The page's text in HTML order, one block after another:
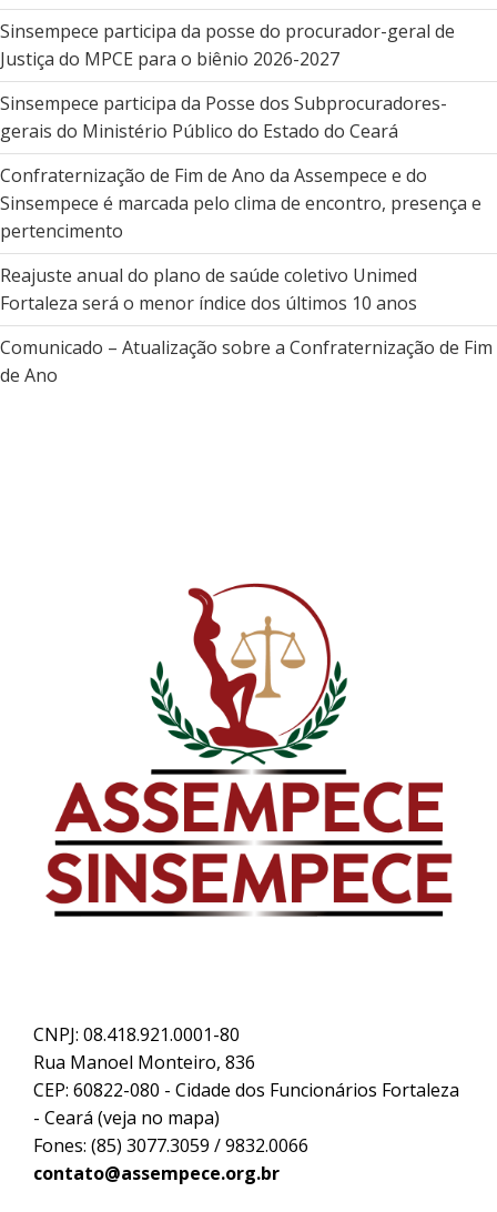
Sinsempece participa da posse do procurador-geral de
Justiça do MPCE para o biênio 2026-2027
Sinsempece participa da Posse dos Subprocuradores-
gerais do Ministério Público do Estado do Ceará
Confraternização de Fim de Ano da Assempece e do
Sinsempece é marcada pelo clima de encontro, presença e
pertencimento
Reajuste anual do plano de saúde coletivo Unimed
Fortaleza será o menor índice dos últimos 10 anos
Comunicado – Atualização sobre a Confraternização de Fim
de Ano
CNPJ: 08.418.921.0001-80
Rua Manoel Monteiro, 836
CEP: 60822-080 - Cidade dos Funcionários Fortaleza
- Ceará (veja no mapa)
Fones: (85) 3077.3059 / 9832.0066
contato@assempece.org.br